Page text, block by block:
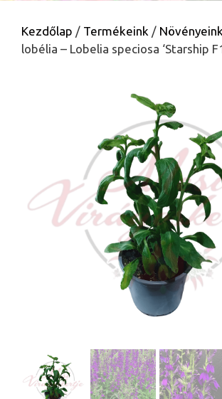
Kezdőlap / Termékeink / Növényeink
lobélia – Lobelia speciosa ‘Starship